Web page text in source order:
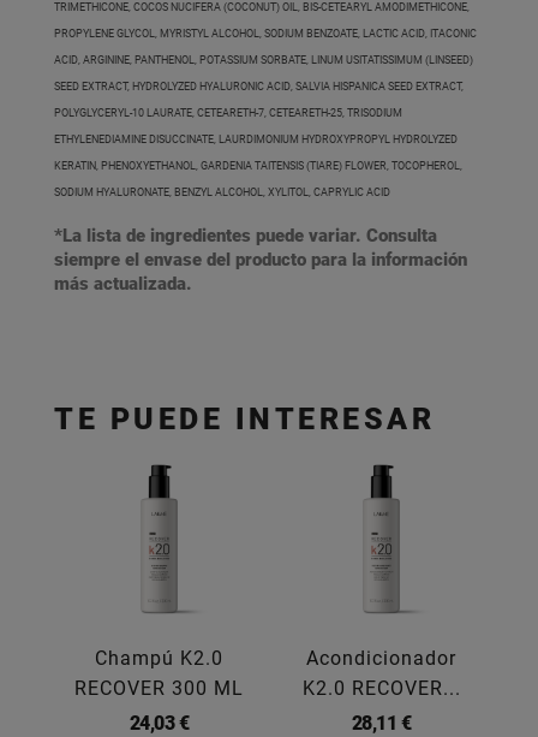
TRIMETHICONE, COCOS NUCIFERA (COCONUT) OIL, BIS-CETEARYL AMODIMETHICONE,
PROPYLENE GLYCOL, MYRISTYL ALCOHOL, SODIUM BENZOATE, LACTIC ACID, ITACONIC
ACID, ARGININE, PANTHENOL, POTASSIUM SORBATE, LINUM USITATISSIMUM (LINSEED)
SEED EXTRACT, HYDROLYZED HYALURONIC ACID, SALVIA HISPANICA SEED EXTRACT,
POLYGLYCERYL-10 LAURATE, CETEARETH-7, CETEARETH-25, TRISODIUM
ETHYLENEDIAMINE DISUCCINATE, LAURDIMONIUM HYDROXYPROPYL HYDROLYZED
KERATIN, PHENOXYETHANOL, GARDENIA TAITENSIS (TIARE) FLOWER, TOCOPHEROL,
SODIUM HYALURONATE, BENZYL ALCOHOL, XYLITOL, CAPRYLIC ACID
*La lista de ingredientes puede variar. Consulta
siempre el envase del producto para la información
más actualizada.
TE PUEDE INTERESAR
Champú K2.0
RECOVER 300 ML
24,03 €
Acondicionador
K2.0 RECOVER...
28,11 €